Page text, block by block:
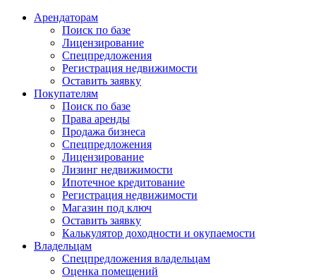
Арендаторам
Поиск по базе
Лицензирование
Спецпредложения
Регистрация недвижимости
Оставить заявку
Покупателям
Поиск по базе
Права аренды
Продажа бизнеса
Спецпредложения
Лицензирование
Лизинг недвижимости
Ипотечное кредитование
Регистрация недвижимости
Магазин под ключ
Оставить заявку
Калькулятор доходности и окупаемости
Владельцам
Спецпредложения владельцам
Оценка помещений